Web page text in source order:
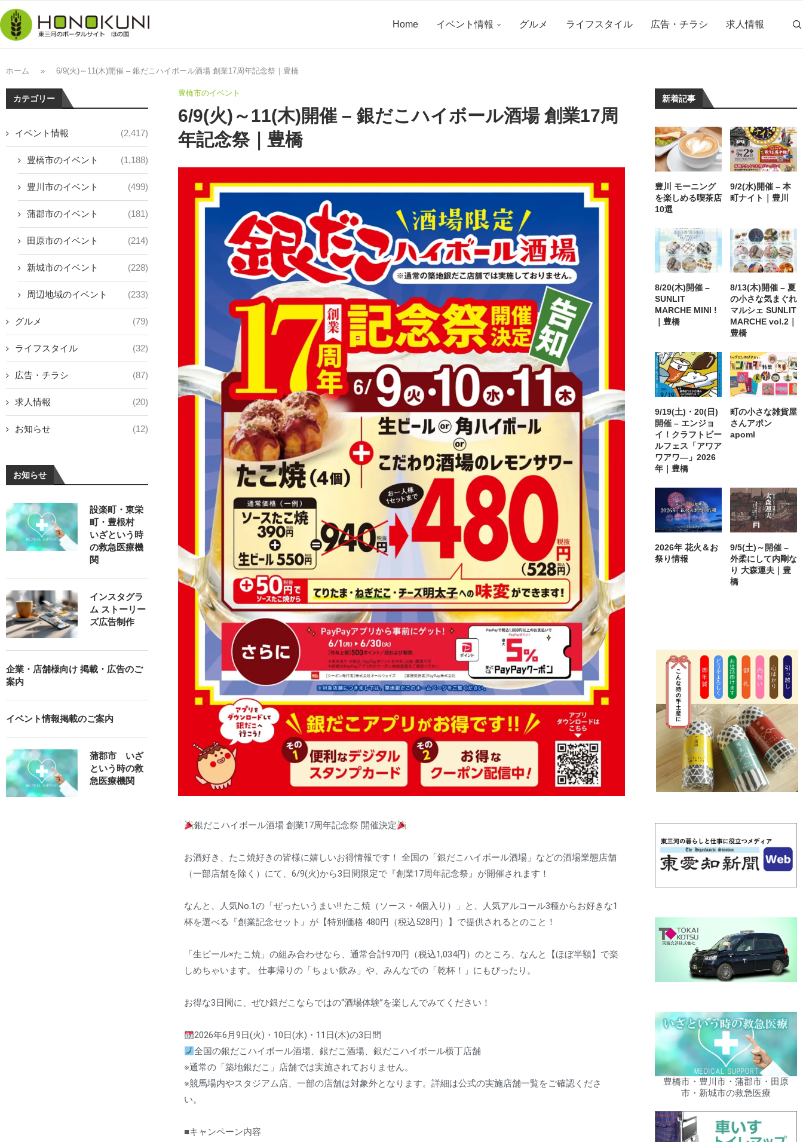
Home イベント情報 グルメ ライフスタイル 広告・チラシ 求人情報
ホーム » 6/9(火)～11(木)開催 – 銀だこハイボール酒場 創業17周年記念祭｜豊橋
豊橋市のイベント
6/9(火)～11(木)開催 – 銀だこハイボール酒場 創業17周
年記念祭｜豊橋
銀だこハイボール酒場 創業17周年記念祭 開催決定
お酒好き、たこ焼好きの皆様に嬉しいお得情報です！ 全国の「銀だこハイボール酒場」などの酒場業態店舗
（一部店舗を除く）にて、6/9(火)から3日間限定で『創業17周年記念祭』が開催されます！
なんと、人気No.1の「ぜったいうまい!! たこ焼（ソース・4個入り）」と、人気アルコール3種からお好きな1
杯を選べる『創業記念セット』が【特別価格 480円（税込528円）】で提供されるとのこと！
「生ビール×たこ焼」の組み合わせなら、通常合計970円（税込1,034円）のところ、なんと【ほぼ半額】で楽
しめちゃいます。 仕事帰りの「ちょい飲み」や、みんなでの「乾杯！」にもぴったり。
お得な3日間に、ぜひ銀だこならではの“酒場体験”を楽しんでみてください！
2026年6月9日(火)・10日(水)・11日(木)の3日間
全国の銀だこハイボール酒場、銀だこ酒場、銀だこハイボール横丁店舗
※通常の「築地銀だこ」店舗では実施されておりません。
※競馬場内やスタジアム店、一部の店舗は対象外となります。詳細は公式の実施店舗一覧をご確認くださ
い。
■キャンペーン内容
新着記事
豊川 モーニング
を楽しめる喫茶店
10選
9/2(水)開催 – 本
町ナイト｜豊川
8/20(木)開催 –
SUNLIT
MARCHE MINI !
｜豊橋
8/13(木)開催 – 夏
の小さな気まぐれ
マルシェ SUNLIT
MARCHE vol.2｜
豊橋
9/19(土)・20(日)
開催 – エンジョ
イ！クラフトビー
ルフェス「アワア
ワアワ―」2026
年｜豊橋
町の小さな雑貨屋
さんアポン
apoml
2026年 花火＆お
祭り情報
9/5(土)～開催 –
外柔にして内剛な
り 大森運夫｜豊
橋
豊橋市・豊川市・蒲郡市・田原
市・新城市の救急医療
カテゴリー
イベント情報 (2,417)
豊橋市のイベント (1,188)
豊川市のイベント (499)
蒲郡市のイベント (181)
田原市のイベント (214)
新城市のイベント (228)
周辺地域のイベント (233)
グルメ (79)
ライフスタイル (32)
広告・チラシ (87)
求人情報 (20)
お知らせ (12)
お知らせ
設楽町・東栄
町・豊根村
いざという時
の救急医療機
関
インスタグラ
ム ストーリー
ズ広告制作
企業・店舗様向け 掲載・広告のご
案内
イベント情報掲載のご案内
蒲郡市 いざ
という時の救
急医療機関